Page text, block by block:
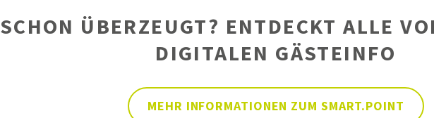
SCHON ÜBERZEUGT? ENTDECKT ALLE
DIGITALEN GÄSTEINFO
MEHR INFORMATIONEN ZUM SMART.POINT